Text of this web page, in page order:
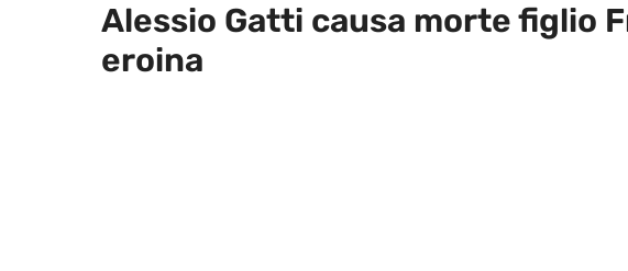
Alessio Gatti causa morte figlio
eroina